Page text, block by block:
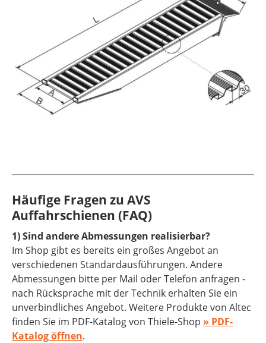
Häufige Fragen zu AVS
Auffahrschienen (FAQ)
1) Sind andere Abmessungen realisierbar?
Im Shop gibt es bereits ein großes Angebot an
verschiedenen Standardausführungen. Andere
Abmessungen bitte per Mail oder Telefon anfragen -
nach Rücksprache mit der Technik erhalten Sie ein
unverbindliches Angebot. Weitere Produkte von Altec
finden Sie im PDF-Katalog von Thiele-Shop » PDF-
Katalog öffnen.